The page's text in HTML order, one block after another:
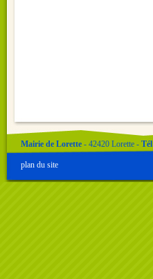
Mairie de Lorette - 42420 Lorette - Tél
plan du site